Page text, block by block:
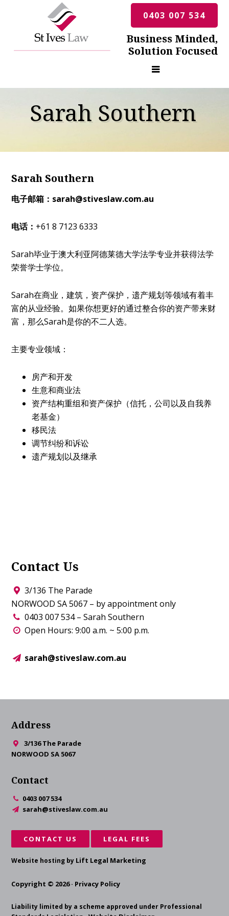
0403 007 534
Business Minded,
Solution Focused
Sarah Southern
Sarah Southern
电子邮箱： sarah@stiveslaw.com.au
电话： +61 8 7123 6333
Sarah毕业于澳大利亚阿德莱德大学法学专业并获得法学
荣誉学士学位。
Sarah在商业，建筑，资产保护，遗产规划等领域有着丰
富的从业经验。如果你想更好的通过整合你的资产带来财
富，那么Sarah是你的不二人选。
主要专业领域：
房产和开发
生意和商业法
资产结构重组和资产保护（信托，公司以及自我养
老基金）
移民法
调节纠纷和诉讼
遗产规划以及继承
Contact Us
3/136 The Parade
NORWOOD SA 5067 – by appointment only
0403 007 534 – Sarah Southern
Open Hours: 9:00 a.m. ~ 5:00 p.m.
sarah@stiveslaw.com.au
Address
3/136 The Parade
NORWOOD SA 5067
Contact
0403 007 534
sarah@stiveslaw.com.au
CONTACT US LEGAL FEES
Website hosting by Lift Legal Marketing
Copyright © 2026 · Privacy Policy
Liability limited by a scheme approved under Professional